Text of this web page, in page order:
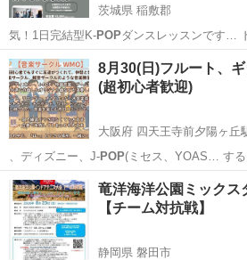
茨城県 稲敷郡
気！1日完結型K-POPダンスレッスンです…
興味ある、楽しく…
茨城 稲敷郡 ワークショップ 対象
8月30(日)フルート、
(超初心者歓迎)
大阪府 四天王寺前夕陽ヶ丘
、ディズニー、J-POP(ミセス、YOAS… す
ブリ ディズニ… ディズニー / JPOP/ 洋楽
大阪 大阪市 四天王寺前夕陽ヶ丘駅
エレキギター
竜洋海洋公園ミックス
【チーム対抗戦】
静岡県 磐田市